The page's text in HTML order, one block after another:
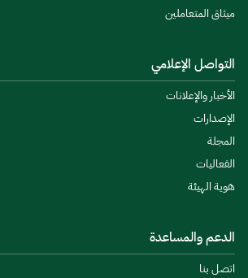
ميثاق المتعاملين
التواصل الإعلامي
الأخبار والإعلانات
الإصدارات
المجلة
الفعاليات
هوية الهيئة
الدعم والمساعدة
اتصل بنا